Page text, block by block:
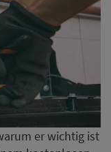
er wichtig ist